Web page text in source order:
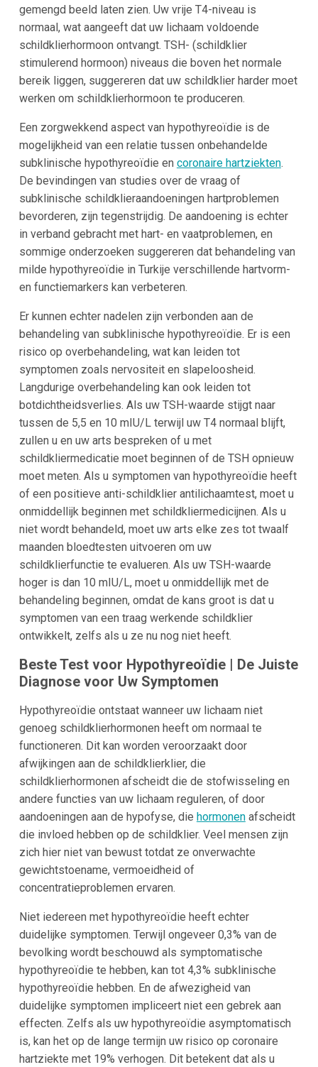
gemengd beeld laten zien. Uw vrije T4-niveau is
normaal, wat aangeeft dat uw lichaam voldoende
schildklierhormoon ontvangt. TSH- (schildklier
stimulerend hormoon) niveaus die boven het normale
bereik liggen, suggereren dat uw schildklier harder moet
werken om schildklierhormoon te produceren.
Een zorgwekkend aspect van hypothyreoïdie is de
mogelijkheid van een relatie tussen onbehandelde
subklinische hypothyreoïdie en coronaire hartziekten.
De bevindingen van studies over de vraag of
subklinische schildklieraandoeningen hartproblemen
bevorderen, zijn tegenstrijdig. De aandoening is echter
in verband gebracht met hart- en vaatproblemen, en
sommige onderzoeken suggereren dat behandeling van
milde hypothyreoïdie in Turkije verschillende hartvorm-
en functiemarkers kan verbeteren.
Er kunnen echter nadelen zijn verbonden aan de
behandeling van subklinische hypothyreoïdie. Er is een
risico op overbehandeling, wat kan leiden tot
symptomen zoals nervositeit en slapeloosheid.
Langdurige overbehandeling kan ook leiden tot
botdichtheidsverlies. Als uw TSH-waarde stijgt naar
tussen de 5,5 en 10 mIU/L terwijl uw T4 normaal blijft,
zullen u en uw arts bespreken of u met
schildkliermedicatie moet beginnen of de TSH opnieuw
moet meten. Als u symptomen van hypothyreoïdie heeft
of een positieve anti-schildklier antilichaamtest, moet u
onmiddellijk beginnen met schildkliermedicijnen. Als u
niet wordt behandeld, moet uw arts elke zes tot twaalf
maanden bloedtesten uitvoeren om uw
schildklierfunctie te evalueren. Als uw TSH-waarde
hoger is dan 10 mIU/L, moet u onmiddellijk met de
behandeling beginnen, omdat de kans groot is dat u
symptomen van een traag werkende schildklier
ontwikkelt, zelfs als u ze nu nog niet heeft.
Beste Test voor Hypothyreoïdie | De Juiste
Diagnose voor Uw Symptomen
Hypothyreoïdie ontstaat wanneer uw lichaam niet
genoeg schildklierhormonen heeft om normaal te
functioneren. Dit kan worden veroorzaakt door
afwijkingen aan de schildklierklier, die
schildklierhormonen afscheidt die de stofwisseling en
andere functies van uw lichaam reguleren, of door
aandoeningen aan de hypofyse, die hormonenafscheidt
die invloed hebben op de schildklier. Veel mensen zijn
zich hier niet van bewust totdat ze onverwachte
gewichtstoename, vermoeidheid of
concentratieproblemen ervaren.
Niet iedereen met hypothyreoïdie heeft echter
duidelijke symptomen. Terwijl ongeveer 0,3% van de
bevolking wordt beschouwd als symptomatische
hypothyreoïdie te hebben, kan tot 4,3% subklinische
hypothyreoïdie hebben. En de afwezigheid van
duidelijke symptomen impliceert niet een gebrek aan
effecten. Zelfs als uw hypothyreoïdie asymptomatisch
is, kan het op de lange termijn uw risico op coronaire
hartziekte met 19% verhogen. Dit betekent dat als u